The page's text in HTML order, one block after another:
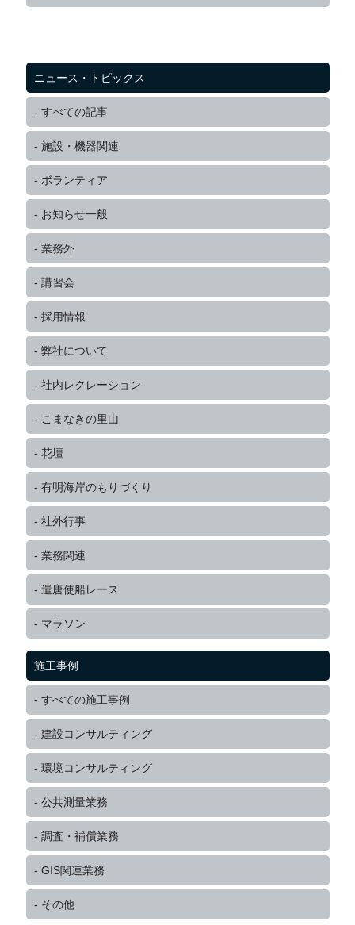
ニュース・トピックス
すべての記事
施設・機器関連
ボランティア
お知らせ一般
業務外
講習会
採用情報
弊社について
社内レクレーション
こまなきの里山
花壇
有明海岸のもりづくり
社外行事
業務関連
遣唐使船レース
マラソン
施工事例
すべての施工事例
建設コンサルティング
環境コンサルティング
公共測量業務
調査・補償業務
GIS関連業務
その他